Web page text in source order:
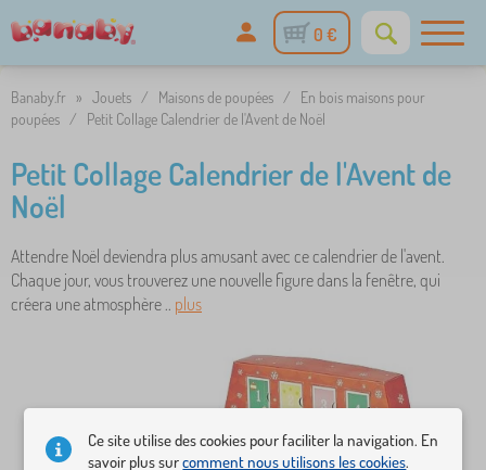
0 €
Banaby.fr » Jouets / Maisons de poupées /
En bois maisons pour
poupées / Petit Collage Calendrier de l'Avent de Noël
Petit Collage Calendrier de l'Avent de
Noël
Attendre Noël deviendra plus amusant avec ce calendrier de l'avent.
Chaque jour, vous trouverez une nouvelle figure dans la fenêtre, qui
créera une atmosphère .. plus
Ce site utilise des cookies pour faciliter la navigation. En
savoir plus surcomment nous utilisons les cookies.